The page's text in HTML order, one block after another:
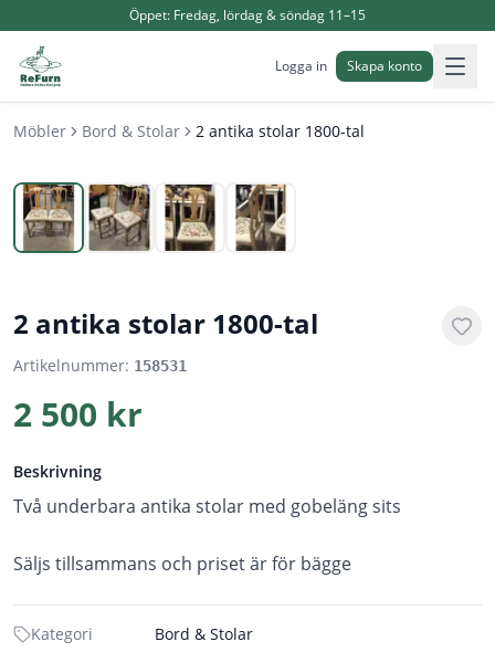
Öppet: Fredag, lördag & söndag 11–15
Logga in Skapa konto
Möbler Bord & Stolar 2 antika stolar 1800-tal
2 antika stolar 1800-tal
Artikelnummer: 158531
2 500 kr
Beskrivning
Två underbara antika stolar med gobeläng sits
Säljs tillsammans och priset är för bägge
Kategori
Bord & Stolar